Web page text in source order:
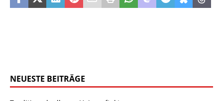
NEUESTE BEITRÄGE